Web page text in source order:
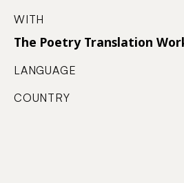
WITH
The Poetry Translation
LANGUAGE
COUNTRY